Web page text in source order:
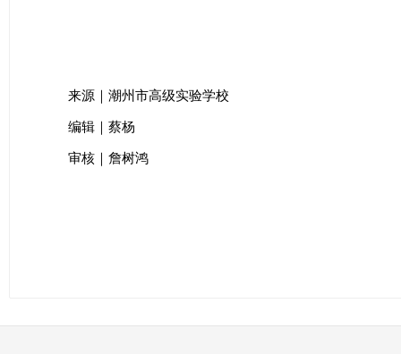
来源｜潮州市高级实验学校
编辑｜蔡杨
审核｜詹树鸿